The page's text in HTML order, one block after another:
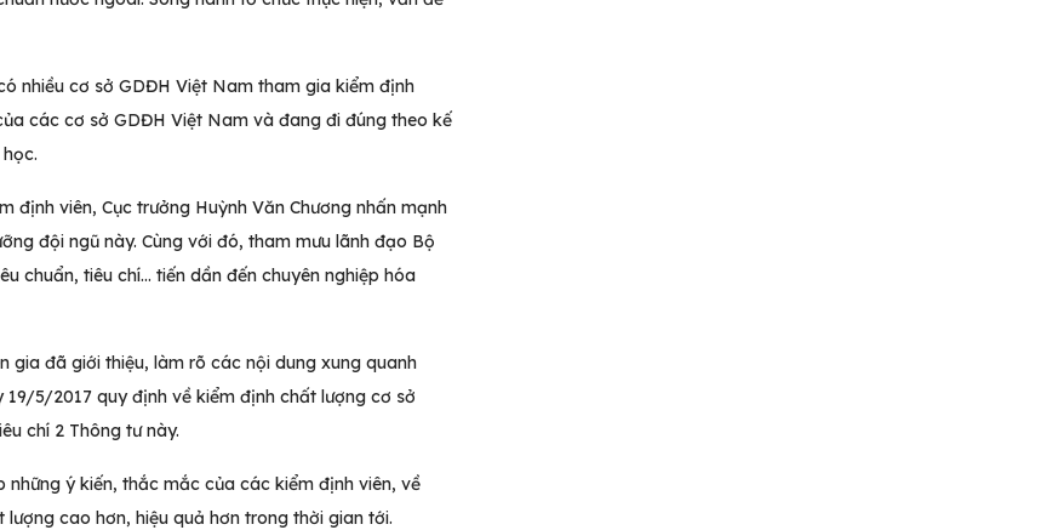
nhiều cơ sở GDĐH Việt Nam tham gia kiểm định
các cơ sở GDĐH Việt Nam và đang đi đúng theo kế
định viên, Cục trưởng Huỳnh Văn Chương nhấn mạnh
đội ngũ này. Cùng với đó, tham mưu lãnh đạo Bộ
chuẩn, tiêu chí… tiến dần đến chuyên nghiệp hóa
gia đã giới thiệu, làm rõ các nội dung xung quanh
5/2017 quy định về kiểm định chất lượng cơ sở
chí 2 Thông tư này.
ý kiến, thắc mắc của các kiểm định viên, về
cao hơn, hiệu quả hơn trong thời gian tới.